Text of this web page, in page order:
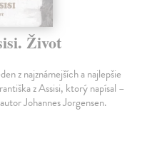
Život
z najznámejších a najlepšie
z Assisi, ktorý napísal –
Johannes Jorgensen.